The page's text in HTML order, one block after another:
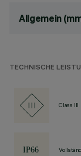
Allgemein
TECHNISCHE
Class III